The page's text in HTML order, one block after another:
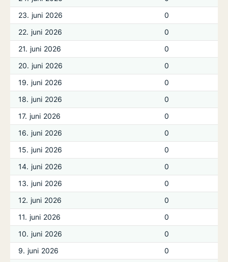
23. juni 2026
0
22. juni 2026
0
21. juni 2026
0
20. juni 2026
0
19. juni 2026
0
18. juni 2026
0
17. juni 2026
0
16. juni 2026
0
15. juni 2026
0
14. juni 2026
0
13. juni 2026
0
12. juni 2026
0
11. juni 2026
0
10. juni 2026
0
9. juni 2026
0